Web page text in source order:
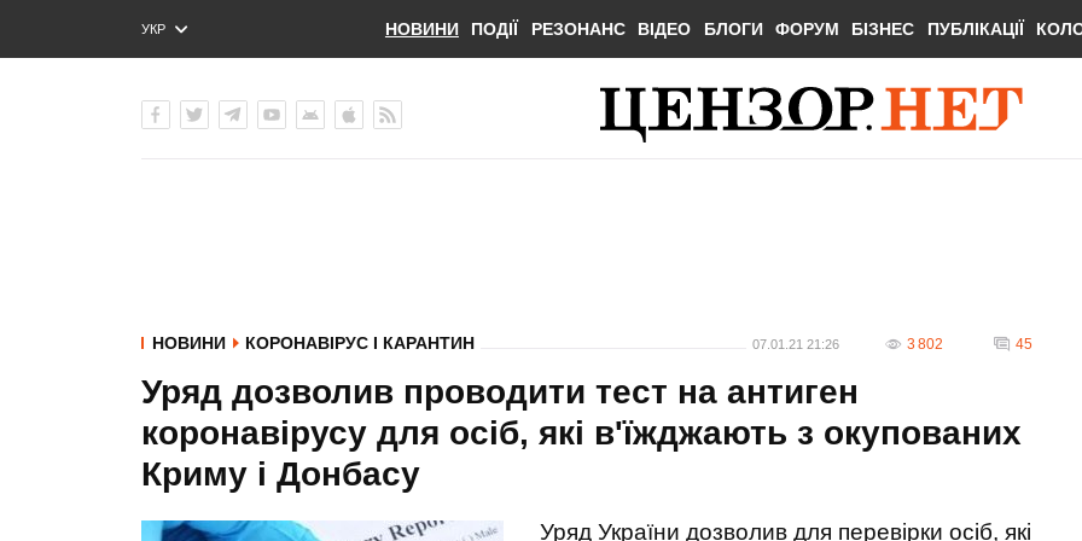
УКР
ENG
НОВИНИ ПОДІЇ РЕЗОНАНС ВІДЕО БЛОГИ ФОРУМ БІЗНЕС ПУБЛІКАЦІЇ
НОВИНИ КОРОНАВІРУС І КАРАНТИН 07.01.21 21:26 3 802 45
Уряд дозволив проводити тест на антиген
коронавірусу для осіб, які в'їжджають з окупованих
Криму і Донбасу
Уряд України дозволив для перевірки осіб, які